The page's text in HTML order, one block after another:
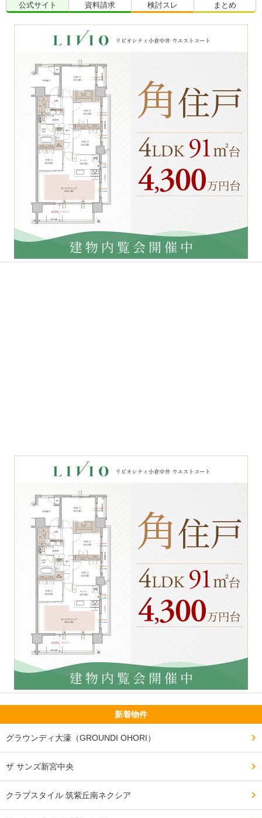
公式サイト 資料請求 検討スレ まとめ
新着物件
グラウンディ大濠（GROUNDI OHORI）
ザ サンズ新宮中央
クラブスタイル 筑紫丘南ネクシア